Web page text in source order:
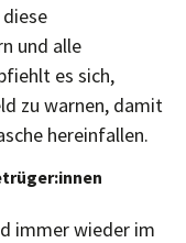
und alle
es sich,
zu warnen, damit
hereinfallen.
immer wieder im